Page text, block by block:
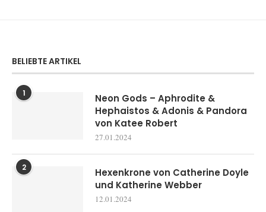
BELIEBTE ARTIKEL
1
Neon Gods – Aphrodite &
Hephaistos & Adonis & Pandora
von Katee Robert
27.01.2024
2
Hexenkrone von Catherine Doyle
und Katherine Webber
12.01.2024